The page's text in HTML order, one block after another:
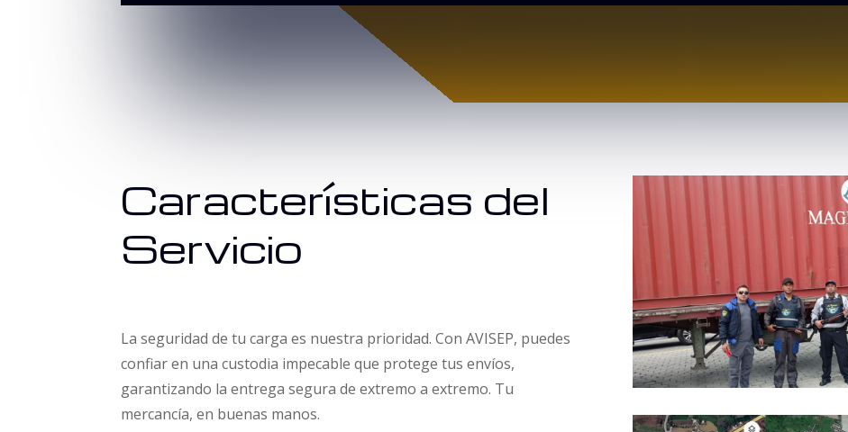
Características del
Servicio
La seguridad de tu carga es nuestra prioridad. Con AVISEP, puedes
confiar en una custodia impecable que protege tus envíos,
garantizando la entrega segura de extremo a extremo. Tu
mercancía, en buenas manos.